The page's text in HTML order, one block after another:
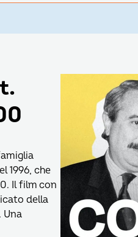
1996, che
Il film con
della